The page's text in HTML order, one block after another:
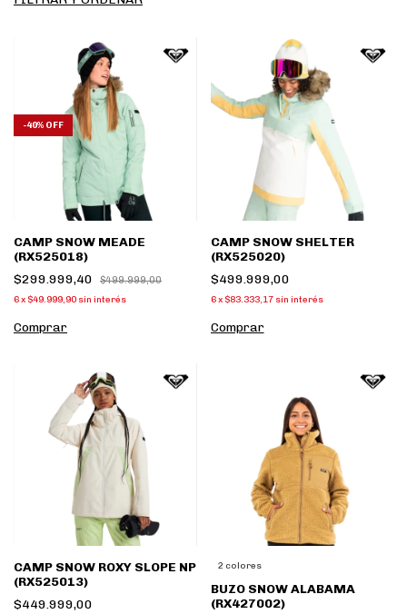
-40% OFF
CAMP SNOW MEADE
(RX525018)
$299.999,40
$499.999,00
6x $49.999,90 sin interés
Comprar
CAMP SNOW SHELTER
(RX525020)
$499.999,00
6 x $83.333,17 sin interés
Comprar
CAMP SNOW ROXY SLOPE NP
(RX525013)
$449.999,00
2 colores
BUZO SNOW ALABAMA
(RX427002)